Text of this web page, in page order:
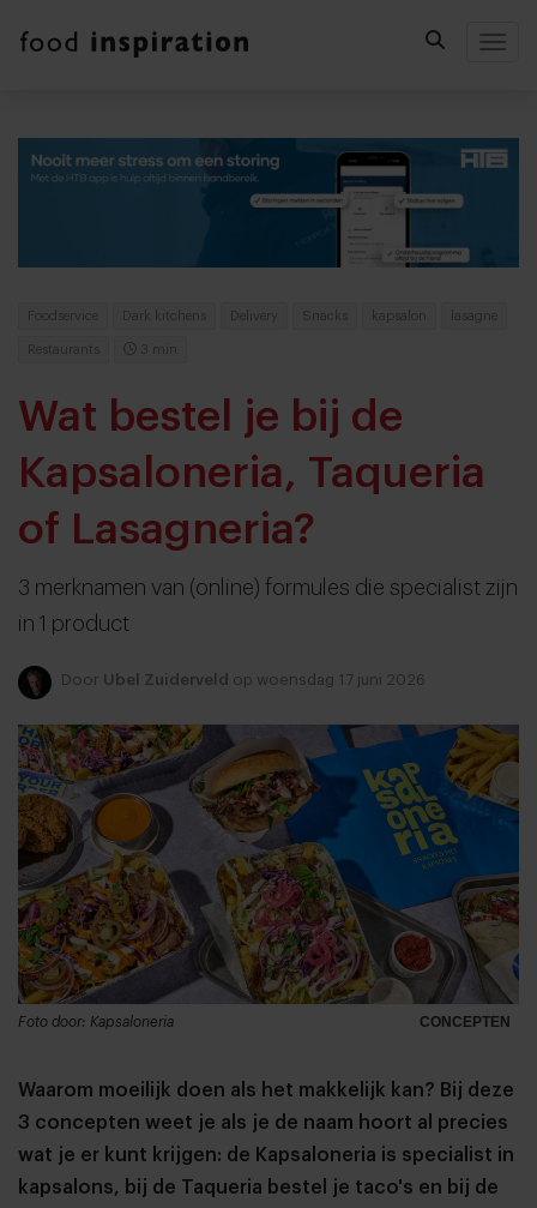
Foodservice Dark kitchens Delivery Snacks kapsalon lasagne
Restaurants 3 min
Wat bestel je bij de
Kapsaloneria, Taqueria
of Lasagneria?
3 merknamen van (online) formules die specialist zijn
in 1 product
Door Ubel Zuiderveld op woensdag 17 juni 2026
CONCEPTEN
Foto door: Kapsaloneria
Waarom moeilijk doen als het makkelijk kan? Bij deze
3 concepten weet je als je de naam hoort al precies
wat je er kunt krijgen: de Kapsaloneria is specialist in
kapsalons, bij de Taqueria bestel je taco's en bij de